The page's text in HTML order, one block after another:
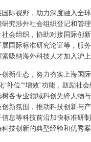
视野，助力深度融入全球
究涉外社会组织登记和管
会组织，协助对接国际创
国际标准研究论证等，服
吸纳海外科技人才加入沪
生态，努力夯实上海国际
“补位”“增效”功能，鼓励
各专业领域科创先锋人物
新氛围，推动科技创新与
息等科技前沿加快标准研
技创新的典型经验和优秀案